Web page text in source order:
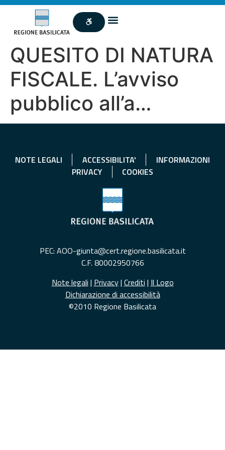
QUESITO DI NATURA
FISCALE. L’avviso
pubblico all’a…
NOTE LEGALI ACCESSIBILITA'
INFORMAZIONI
PRIVACY
COOKIES
PEC: AOO-giunta@cert.regione.basilicata.it
C.F. 80002950766
Note legali | Privacy| Crediti | Il Logo
Dichiarazione di accessibilità
©2010 Regione Basilicata